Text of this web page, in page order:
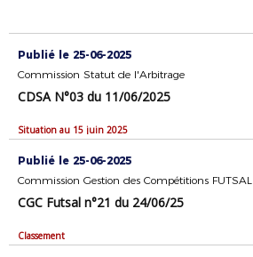
Publié le 25-06-2025
Commission Statut de l'Arbitrage
CDSA N°03 du 11/06/2025
Situation au 15 juin 2025
Publié le 25-06-2025
Commission Gestion des Compétitions FUTSAL
CGC Futsal n°21 du 24/06/25
Classement